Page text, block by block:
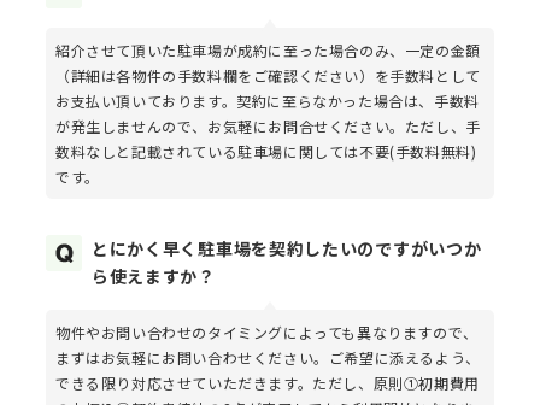
紹介させて頂いた駐車場が成約に至った場合のみ、一定の金額
（詳細は各物件の手数料欄をご確認ください）を手数料として
お支払い頂いております。契約に至らなかった場合は、手数料
が発生しませんので、お気軽にお問合せください。ただし、手
数料なしと記載されている駐車場に関しては不要(手数料無料)
です。
とにかく早く駐車場を契約したいのですがいつか
ら使えますか？
物件やお問い合わせのタイミングによっても異なりますので、
まずはお気軽にお問い合わせください。ご希望に添えるよう、
できる限り対応させていただきます。ただし、原則①初期費用